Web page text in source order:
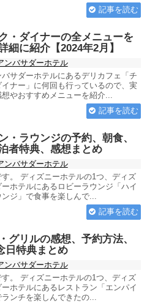
記事を読む
・ダイナーの全メニューを
細に紹介【2024年2月】
ンバサダーホテル
サダーホテルにあるデリカフェ「チ
イナー」に何回も行っているので、実
やおすすめメニューを紹介...
記事を読む
・ラウンジの予約、朝食、
者特典、感想まとめ
ンバサダーホテル
す。 ディズニーホテルの1つ、ディズ
ホテルにあるロビーラウンジ「ハイ
ンジ」で食事を楽しんで...
記事を読む
グリルの感想、予約方法、
日特典まとめ
ンバサダーホテル
す。 ディズニーホテルの1つ、ディズ
ホテルにあるレストラン「エンパイ
ンチを楽しんできたの...